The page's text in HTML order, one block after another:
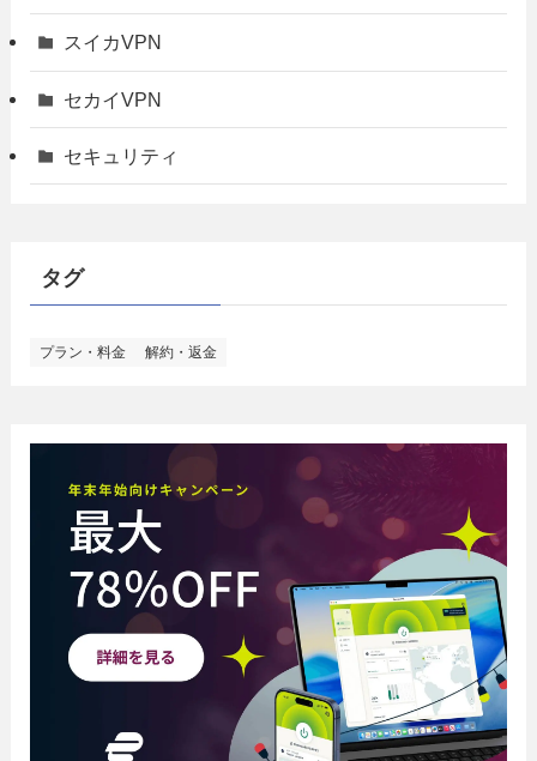
スイカVPN
セカイVPN
セキュリティ
タグ
プラン・料金 解約・返金